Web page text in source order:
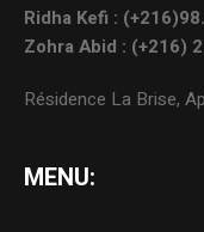
Ridha Kefi :
Zohra Abid : (+216)
Résidence La Brise,
MENU: